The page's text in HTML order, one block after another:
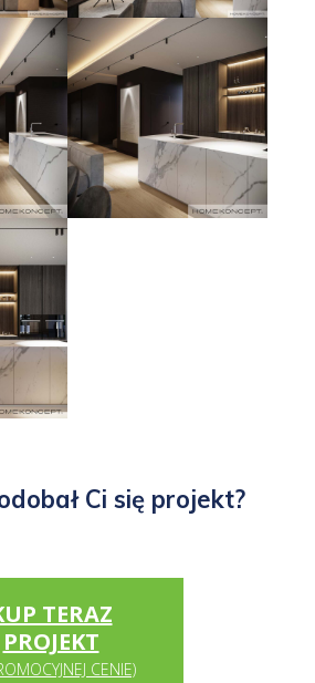
Ci się projekt?
TERAZ
PROJEKT
CENIE)